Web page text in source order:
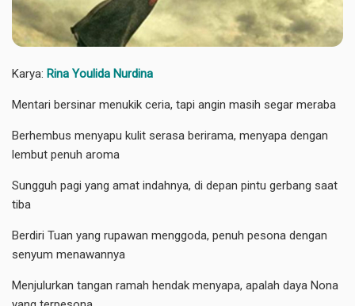
Karya: Rina Youlida Nurdina
Mentari bersinar menukik ceria, tapi angin masih segar meraba
Berhembus menyapu kulit serasa berirama, menyapa dengan
lembut penuh aroma
Sungguh pagi yang amat indahnya, di depan pintu gerbang saat
tiba
Berdiri Tuan yang rupawan menggoda, penuh pesona dengan
senyum menawannya
Menjulurkan tangan ramah hendak menyapa, apalah daya Nona